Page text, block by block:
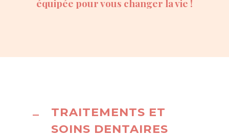
équipée pour vous changer la vie !
TRAITEMENTS ET
SOINS DENTAIRES